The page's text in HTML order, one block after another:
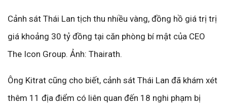
Cảnh sát Thái Lan tịch thu nhiều vàng, đồng hồ giá trị trị
giá khoảng 30 tỷ đồng tại căn phòng bí mật của CEO
The Icon Group. Ảnh: Thairath.
Ông Kitrat cũng cho biết, cảnh sát Thái Lan đã khám xét
thêm 11 địa điểm có liên quan đến 18 nghi phạm bị